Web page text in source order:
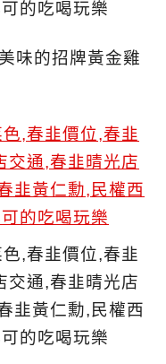
味的招牌黃金雞